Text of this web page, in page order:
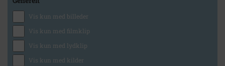
Vis kun med billeder
Vis kun med filmklip
Vis kun med lydklip
Vis kun med kilder